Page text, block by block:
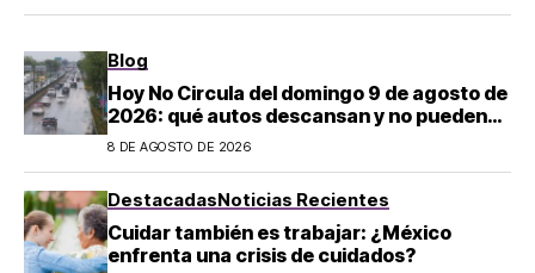
Blog
Hoy No Circula del domingo 9 de agosto de
2026: qué autos descansan y no pueden
salir en CDMX y el Estado de México; estos
8 DE AGOSTO DE 2026
DestacadasNoticias Recientes
Cuidar también es trabajar: ¿México
enfrenta una crisis de cuidados?